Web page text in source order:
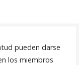
pueden darse
los miembros